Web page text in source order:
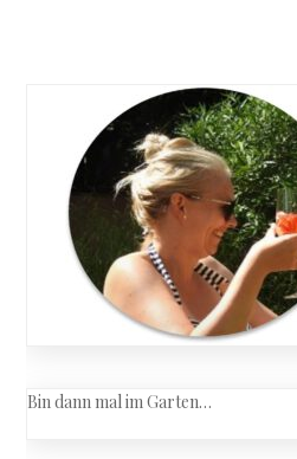
navigation
Bin dann mal im Garten…